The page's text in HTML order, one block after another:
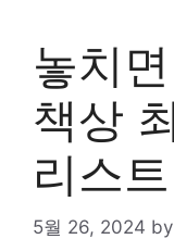
놓치
책상
리스
5월 26, 2024 by